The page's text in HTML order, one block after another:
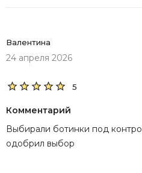
Валентина
24 апреля 2026
5
Комментарий
Выбирали ботинки под
одобрил выбор